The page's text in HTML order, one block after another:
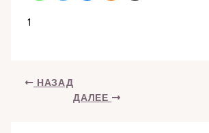
1
НАЗАД
ДАЛЕЕ